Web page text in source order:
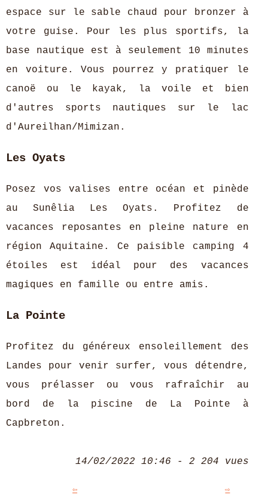
espace sur le sable chaud pour bronzer à
votre guise. Pour les plus sportifs, la
base nautique est à seulement 10 minutes
en voiture. Vous pourrez y pratiquer le
canoë ou le kayak, la voile et bien
d'autres sports nautiques sur le lac
d'Aureilhan/Mimizan.
Les Oyats
Posez vos valises entre océan et pinède
au Sunêlia Les Oyats. Profitez de
vacances reposantes en pleine nature en
région Aquitaine. Ce paisible camping 4
étoiles est idéal pour des vacances
magiques en famille ou entre amis.
La Pointe
Profitez du généreux ensoleillement des
Landes pour venir surfer, vous détendre,
vous prélasser ou vous rafraîchir au
bord de la piscine de La Pointe à
Capbreton.
14/02/2022 10:46 - 2 204 vues